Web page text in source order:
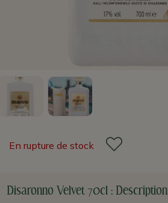
En rupture de stock
Disaronno Velvet 70cl : Description